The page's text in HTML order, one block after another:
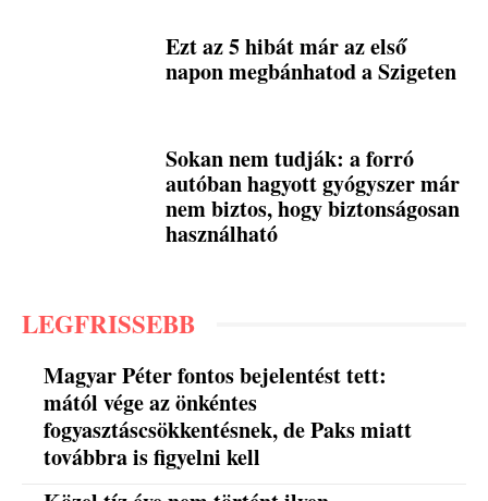
Ezt az 5 hibát már az első
napon megbánhatod a Szigeten
Sokan nem tudják: a forró
autóban hagyott gyógyszer már
nem biztos, hogy biztonságosan
használható
LEGFRISSEBB
Magyar Péter fontos bejelentést tett:
mától vége az önkéntes
fogyasztáscsökkentésnek, de Paks miatt
továbbra is figyelni kell